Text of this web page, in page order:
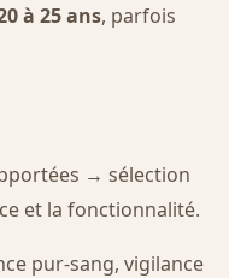
à 25 ans, parfois
→ sélection
et la fonctionnalité.
pur-sang, vigilance